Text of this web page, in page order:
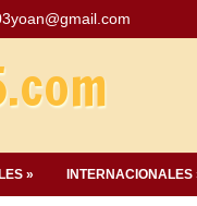
» INTERNACIONALES